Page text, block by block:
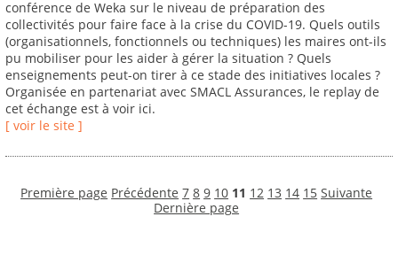
conférence de Weka sur le niveau de préparation des
collectivités pour faire face à la crise du COVID-19. Quels outils
(organisationnels, fonctionnels ou techniques) les maires ont-ils
pu mobiliser pour les aider à gérer la situation ? Quels
enseignements peut-on tirer à ce stade des initiatives locales ?
Organisée en partenariat avec SMACL Assurances, le replay de
cet échange est à voir ici.
[ voir le site ]
Première page Précédente 7 8 9 10 11 12 13 14 15 Suivante
Dernière page